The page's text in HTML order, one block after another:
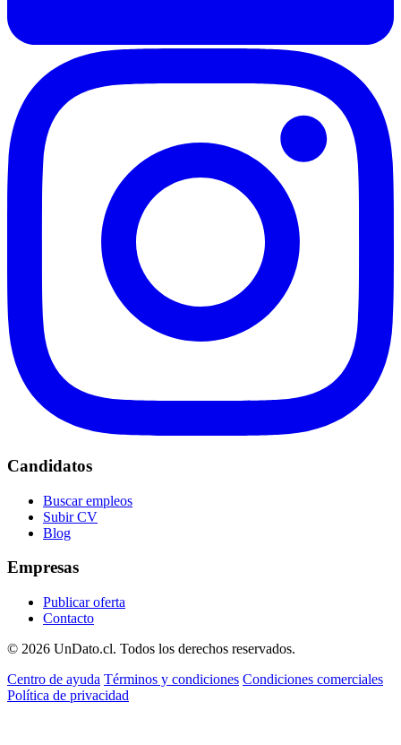
Candidatos
Buscar empleos
Subir CV
Blog
Empresas
Publicar oferta
Contacto
© 2026 UnDato.cl. Todos los derechos reservados.
Centro de ayuda Términos y condiciones Condiciones comerciales
Política de privacidad